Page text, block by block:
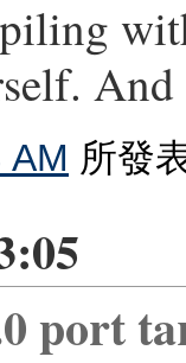
And
AM 所發
port